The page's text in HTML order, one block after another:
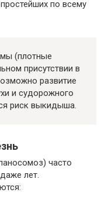
по всему
(плотные
присутствии в
развитие
и судорожного
риск выкидыша.
часто
лет.